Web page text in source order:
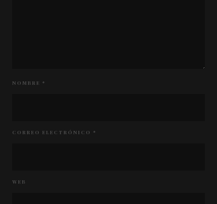
NOMBRE *
CORREO ELECTRÓNICO *
WEB